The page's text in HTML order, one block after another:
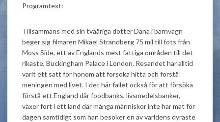
Programtext:
Tillsammans med sin tvååriga dotter Dana i barnvagn
beger sig filmaren Mikael Strandberg 75 mil till fots från
Moss Side, ett av Englands mest fattiga områden till det
rikaste, Buckingham Palace i London. Resandet har alltid
varit ett sätt för honom att försöka hitta och förstå
meningen med livet. I det här fallet också för att försöka
förstå ett England där foodbanks, livsmedelsbanker,
växer fort i ett land där många människor inte har mat för
dagen samtidigt som han besöker en av världens dyraste